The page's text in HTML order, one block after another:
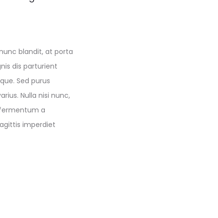
blandit, at porta
dis parturient
Sed purus
Nulla nisi nunc,
a
imperdiet